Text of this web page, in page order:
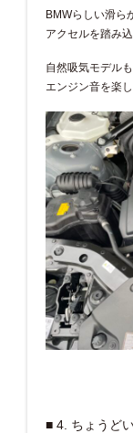
BMWらしい滑ら
アクセルを踏み
自然吸気モデル
エンジン音を楽
■ 4. ちょうど